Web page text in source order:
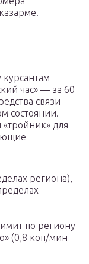
час» — за 60
связи
состоянии.
для
региона),
по региону
(0,8 коп/мин